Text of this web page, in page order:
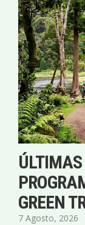
GREEN
7 Agosto, 2026